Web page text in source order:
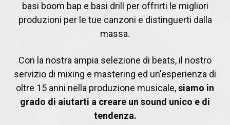
basi boom bap e basi drill per offrirti le migliori
produzioni per le tue canzoni e distinguerti dalla
massa.
Con la nostra ampia selezione di beats, il nostro
servizio di mixing e mastering ed un'esperienza di
oltre 15 anni nella produzione musicale,siamo in
grado di aiutarti a creare un sound unico e di
tendenza.